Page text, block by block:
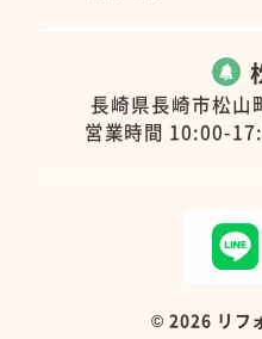
長崎県長崎市松山
営業時間 10:00-
© 2026 リフ